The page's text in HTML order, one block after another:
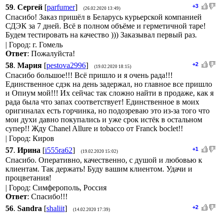
+3
59. Сергей [parfumer] (26.02.2020 13:49)
Спасибо! Заказ пришёл в Беларусь курьерской компанией
СДЭК за 7 дней. Всё в полном объёме и герметичной таре!
Будем тестировать на качество ))) Заказывал первый раз.
| Город: г. Гомель
Ответ: Пожалуйста!
+2
58. Мария [pestova2996] (19.02.2020 18:15)
Спасибо большое!!! Всё пришло и я очень рада!!!
Единственное сдэк на день задержал, но главное все пришло
и Опиум мой!!! Их сейчас так сложно найти в продаже, как я
рада была что запах соответствует! Единственное в моих
оригиналах есть горчинка, но подозреваю это из-за того что
мои духи давно покупались и уже срок истёк в остальном
супер!! Жду Chanel Allure и tobacco от Franck boclet!!
| Город: Киров
+1
57. Ирина [i555ra62] (19.02.2020 15:02)
Спасибо. Оперативно, качественно, с душой и любовью к
клиентам. Так держать! Буду вашим клиентом. Удачи и
процветания!
| Город: Симферополь, Россия
Ответ: Спасибо!!!
+2
56. Sandra [shaliit] (14.02.2020 17:39)